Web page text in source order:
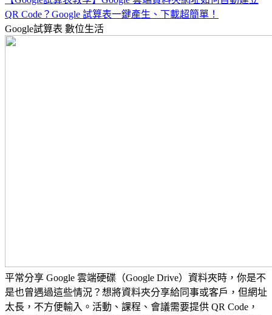
QR Code？Google 試算表一鍵產生、下載超簡單！
Google試算表 數位生活
平常分享 Google 雲端硬碟（Google Drive）資料夾時，你是不
是也曾遇過這些情況？想將資料夾分享給同事或客戶，但網址
太長，不方便輸入。活動、課程、會議需要提供 QR Code，